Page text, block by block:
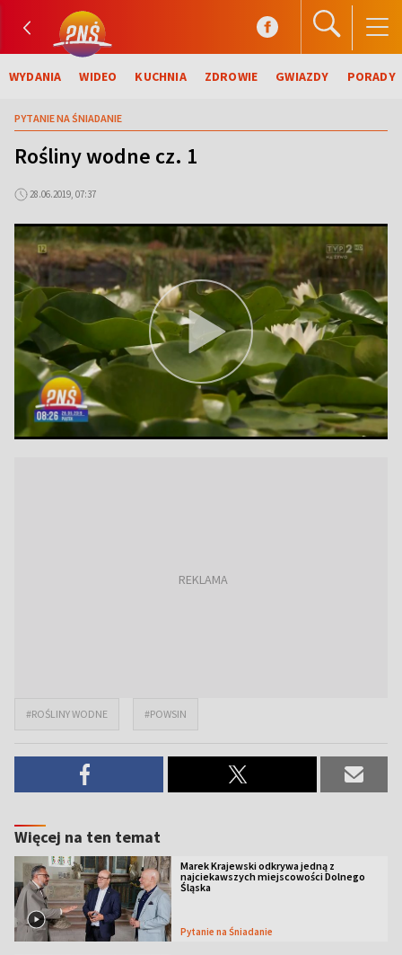
WYDANIA WIDEO KUCHNIA ZDROWIE GWIAZDY PORADY
PYTANIE NA ŚNIADANIE
Rośliny wodne cz. 1
28.06.2019, 07:37
#ROŚLINY WODNE #POWSIN
Więcej na ten temat
Marek Krajewski odkrywa jedną z
najciekawszych miejscowości Dolnego
Śląska
Pytanie na Śniadanie